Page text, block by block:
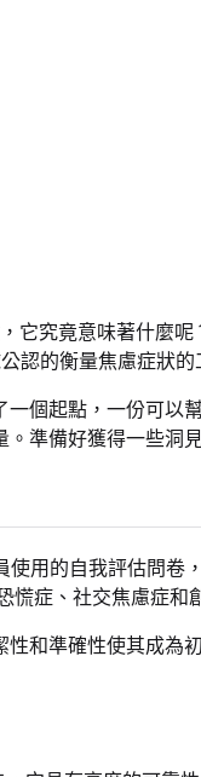
它究竟意味著什麼呢
認的衡量焦慮症狀的
個起點，一份可
準備好獲得一些洞
用的自我評估問
症、社交焦慮症和
和準確性使其成